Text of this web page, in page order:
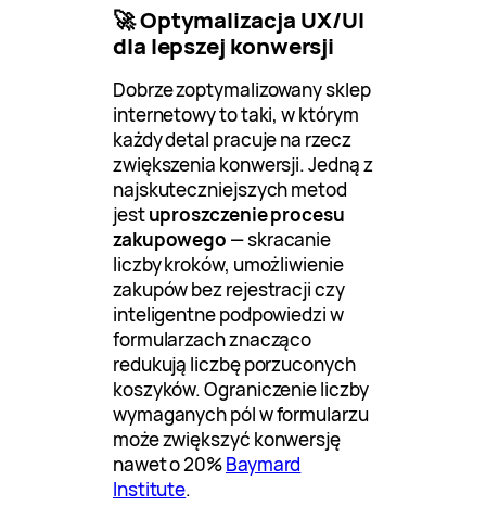
🚀 Optymalizacja UX/UI
dla lepszej konwersji
Dobrze zoptymalizowany sklep
internetowy to taki, w którym
każdy detal pracuje na rzecz
zwiększenia konwersji. Jedną z
najskuteczniejszych metod
jestuproszczenie procesu
zakupowego — skracanie
liczby kroków, umożliwienie
zakupów bez rejestracji czy
inteligentne podpowiedzi w
formularzach znacząco
redukują liczbę porzuconych
koszyków. Ograniczenie liczby
wymaganych pól w formularzu
może zwiększyć konwersję
nawet o 20%Baymard
Institute.